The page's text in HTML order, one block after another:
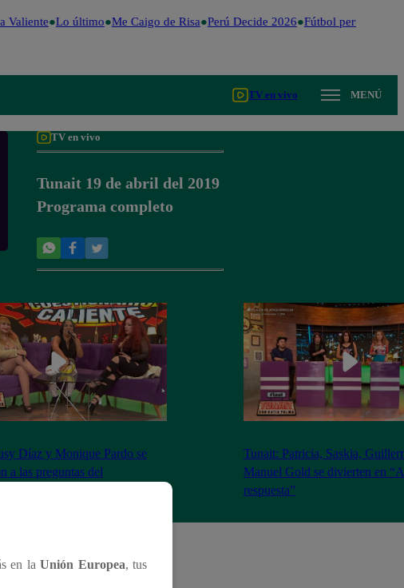
Valiente Lo último Me Caigo de Risa Perú Decide 2026 Fútbol peruano
TV en vivo MENÚ
TV en vivo
Tunait 19 de abril del 2019
Programa completo
Díaz y Monique Pardo se
a las preguntas del
Tunait: Patricia, Saskia,
Manuel Gold se divierten en
respuesta”
en laUnión Europea, tus